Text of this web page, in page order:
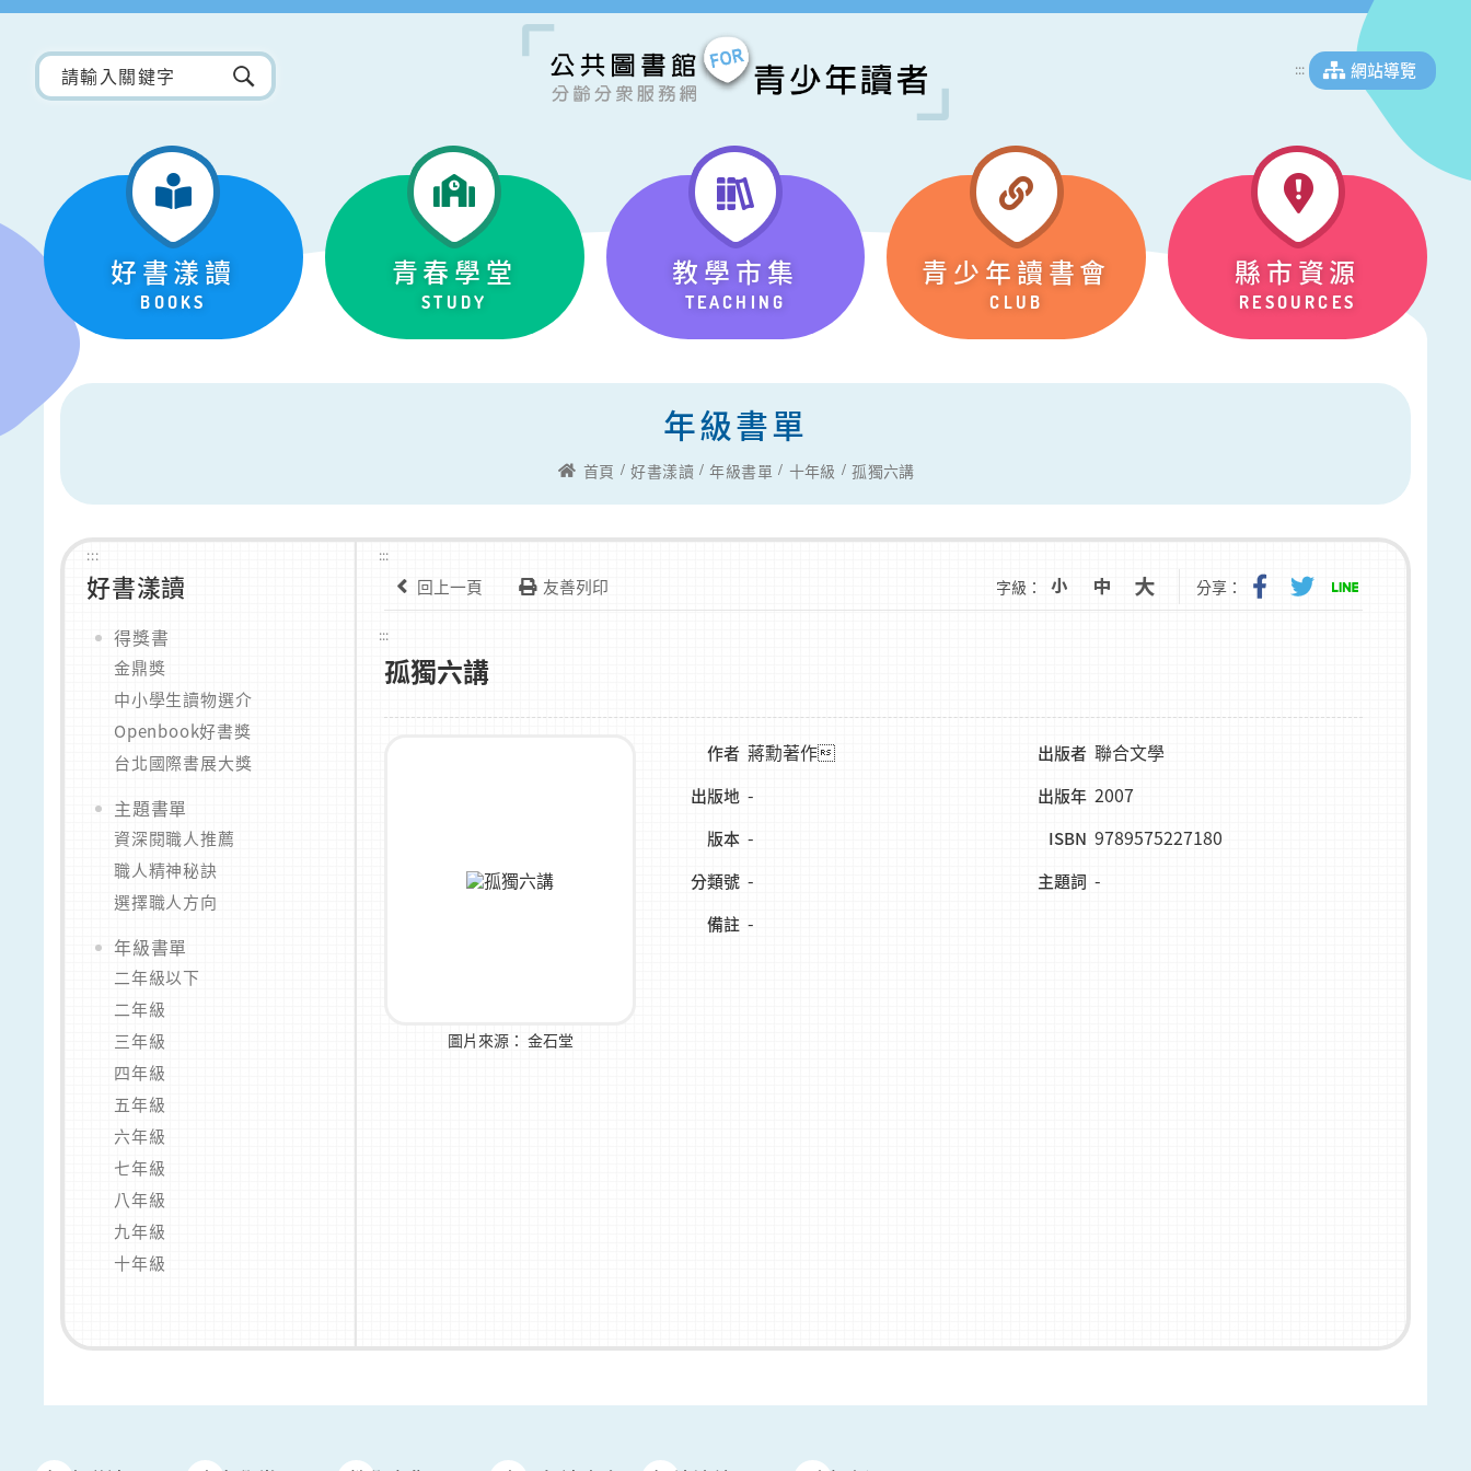
::: 網站導覽
好書漾讀
BOOKS
青春學堂
STUDY
教學市集
TEACHING
青少年讀書會
CLUB
縣市資源
RESOURCES
年級書單
首頁 好書漾讀 年級書單 十年級 孤獨六講
:::
好書漾讀
得獎書
金鼎獎
中小學生讀物選介
Openbook好書獎
台北國際書展大獎
主題書單
資深閱職人推薦
職人精神秘訣
選擇職人方向
年級書單
二年級以下
二年級
三年級
四年級
五年級
六年級
七年級
八年級
九年級
十年級
:::
回上一頁 友善列印 字級： 分享：
:::
孤獨六講
圖片來源： 金石堂
作者 蔣勳著作 出版者 聯合文學
出版地 - 出版年 2007
版本 - ISBN 9789575227180
分類號 - 主題詞 -
備註 -